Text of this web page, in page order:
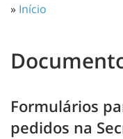
» Início
Formulários
pedidos na